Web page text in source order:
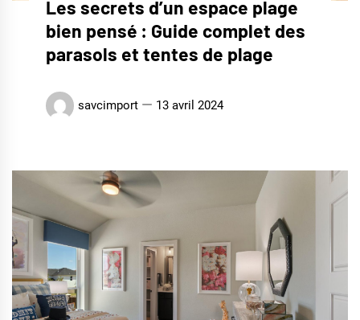
Les secrets d’un espace plage
bien pensé : Guide complet des
parasols et tentes de plage
savcimport 13 avril 2024